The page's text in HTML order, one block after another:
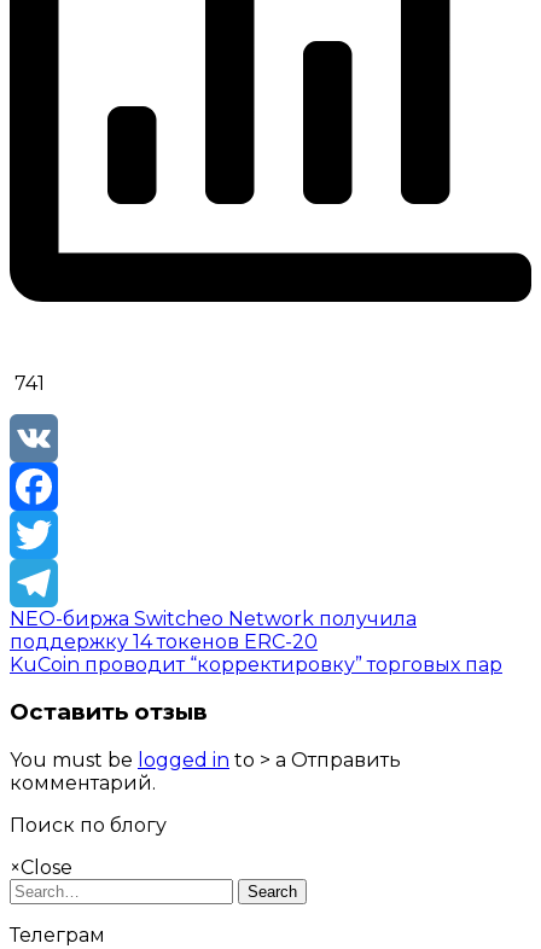
741
VK
Facebook
Twitter
Telegram
NEO-биржа Switcheo Network получила
поддержку 14 токенов ERC-20
KuCoin проводит “корректировку” торговых пар
Оставить отзыв
You must be logged in to > a Отправить
комментарий.
Поиск по блогу
×Close
Search
Телеграм